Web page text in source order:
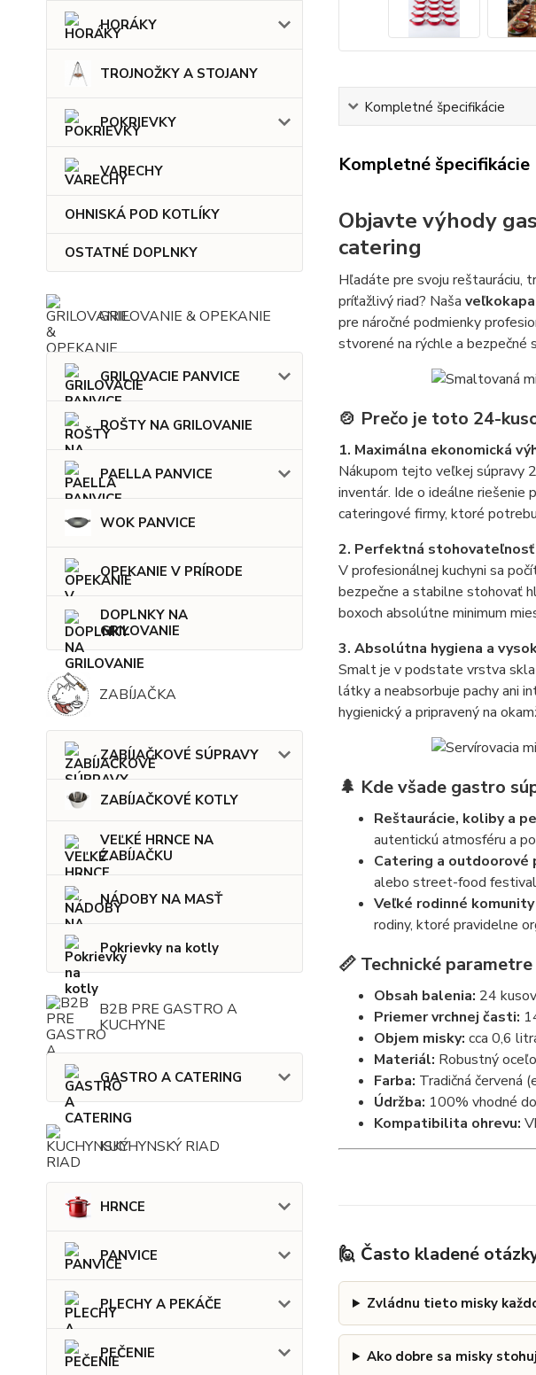
HORÁKY
TROJNOŽKY A STOJANY
POKRIEVKY
VARECHY
OHNISKÁ POD KOTLÍKY
OSTATNÉ DOPLNKY
GRILOVANIE & OPEKANIE
GRILOVACIE PANVICE
ROŠTY NA GRILOVANIE
PAELLA PANVICE
WOK PANVICE
OPEKANIE V PRÍRODE
DOPLNKY NA
GRILOVANIE
ZABÍJAČKA
ZABÍJAČKOVÉ SÚPRAVY
ZABÍJAČKOVÉ KOTLY
VEĽKÉ HRNCE NA
ZABÍJAČKU
NÁDOBY NA MASŤ
Pokrievky na kotly
B2B PRE GASTRO A
KUCHYNE
GASTRO A CATERING
KUCHYNSKÝ RIAD
HRNCE
PANVICE
PLECHY A PEKÁČE
PEČENIE
Kompletné špecifikácie
Kompletné špecifikácie
Objavte výhody
catering
Hľadáte pre svoju reštauráciu,
príťažlivý riad? Naša
pre náročné podmienky
stvorené na rýchle a bezpečné
🍲 Prečo je toto 24-
1. Maximálna ekonomická
Nákupom tejto veľkej súpravy
inventár. Ide o ideálne riešenie
cateringové firmy, ktoré
2. Perfektná stohovateľnosť
V profesionálnej kuchyni sa
bezpečne a stabilne stohovať
boxoch absolútne minimum
3. Absolútna hygiena a
Smalt je v podstate vrstva
látky a neabsorbuje pachy ani
hygienický a pripravený na
🌲 Kde všade gastro
Reštaurácie, koliby a
autentickú atmosféru a
Catering a outdoorové
alebo street-food
Veľké rodinné
rodiny, ktoré pravidelne
📏 Technické
Obsah balenia: 24
Priemer vrchnej časti:
Objem misky: cca 0,6
Materiál: Robustný
Farba: Tradičná červená
Údržba: 100% vhodné
Kompatibilita ohrevu:
🙋 Často kladené
Zvládnu tieto misky
Ako dobre sa misky